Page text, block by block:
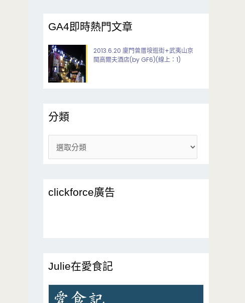
GA4即時熱門文章
2013.6.20 廈門曾厝垵逛街+武夷山京
閩高爾夫酒店(by GF6)(線上：1)
分類
類
clickforce廣告
Julie在愛食記